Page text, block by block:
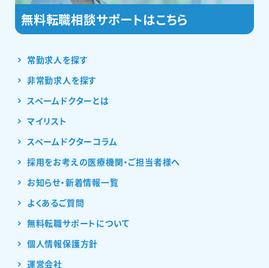
常勤求人を探す
非常勤求人を探す
スペームドクターとは
マイリスト
スペームドクターコラム
採用をお考えの医療機関・ご担当者様へ
お知らせ・新着情報一覧
よくあるご質問
無料転職サポートについて
個人情報保護方針
運営会社